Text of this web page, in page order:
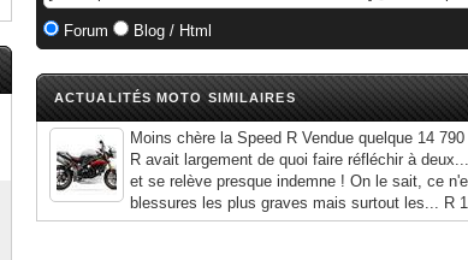
Forum Blog / Html
ACTUALITÉS MOTO SIMILAIRES
Moins chère la Speed R Vendue quelque 14
R avait largement de quoi faire réfléchir à
et se relève presque indemne ! On le sait, ce
blessures les plus graves mais surtout les... R